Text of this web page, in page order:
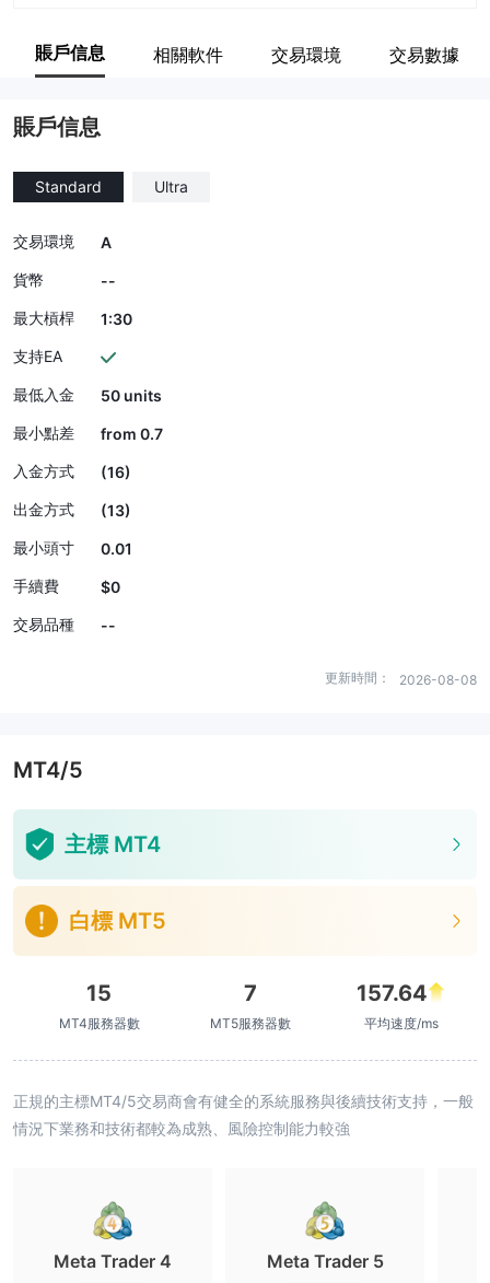
賬戶信息 相關軟件 交易環境 交易數據
賬戶信息
Standard Ultra
交易環境
A
貨幣
--
最大槓桿
1:30
支持EA
最低入金
50 units
最小點差
from 0.7
入金方式
(16)
出金方式
(13)
最小頭寸
0.01
手續費
$0
交易品種
--
更新時間： 2026-08-08
MT4/5
主標 MT4
白標 MT5
15
MT4服務器數
7
MT5服務器數
157.64
平均速度/ms
正規的主標MT4/5交易商會有健全的系統服務與後續技術支持，一般
情況下業務和技術都較為成熟、風險控制能力較強
Meta Trader 4 Meta Trader 5